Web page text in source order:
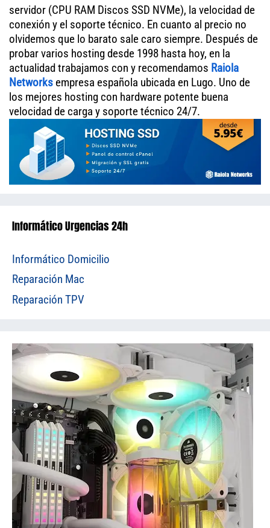
servidor (CPU RAM Discos SSD NVMe), la velocidad de
conexión y el soporte técnico. En cuanto al precio no
olvidemos que lo barato sale caro siempre. Después de
probar varios hosting desde 1998 hasta hoy, en la
actualidad trabajamos con y recomendamos Raiola
Networks empresa española ubicada en Lugo. Uno de
los mejores hosting con hardware potente buena
velocidad de carga y soporte técnico 24/7.
Informático Urgencias 24h
Informático Domicilio
Reparación Mac
Reparación TPV